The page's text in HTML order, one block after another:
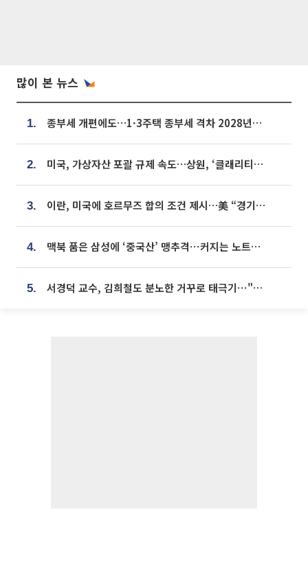
많이 본 뉴스
1. 종부세 개편에도…1·3주택 종부세 격차 2028년부터 확대
2. 미국, 가상자산 포괄 규제 속도…상원, ‘클래리티법’ 9월 절차투표 추진
3. 이란, 미국에 호르무즈 합의 조건 제시…美 “경기 아직 안 끝나” [종합]
4. 맥북 품은 삼성에 ‘중국산’ 맹추격⋯커지는 노트북 OLED 시장
5. 서경덕 교수, 김희철도 분노한 거꾸로 태극기⋯"엉터리는 아냐, 아쉬울 뿐"